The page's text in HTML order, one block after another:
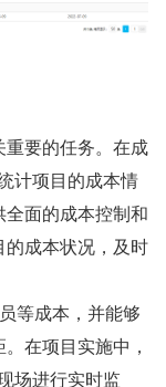
重要的任务。在成
计项目的成本情
全面的成本控制和
的成本状况，及时
等成本，并能够
在项目实施中，
场进行实时监